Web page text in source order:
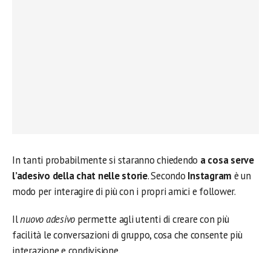
In tanti probabilmente si staranno chiedendo a cosa serve
l’adesivo della chat nelle storie. Secondo Instagram è un
modo per interagire di più con i propri amici e follower.
Ilnuovo adesivo permette agli utenti di creare con più
facilità le conversazioni di gruppo, cosa che consente più
interazione e condivisione.